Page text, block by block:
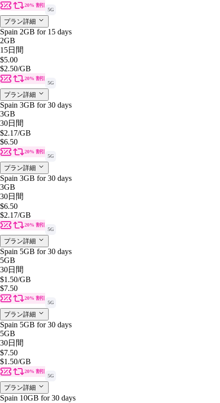
20% 割引
5G
プラン詳細
Spain 2GB for 15 days
2GB
15日間
$5.00
$2.50/GB
20% 割引
5G
プラン詳細
Spain 3GB for 30 days
3GB
30日間
$2.17/GB
$6.50
20% 割引
5G
プラン詳細
Spain 3GB for 30 days
3GB
30日間
$6.50
$2.17/GB
20% 割引
5G
プラン詳細
Spain 5GB for 30 days
5GB
30日間
$1.50/GB
$7.50
20% 割引
5G
プラン詳細
Spain 5GB for 30 days
5GB
30日間
$7.50
$1.50/GB
20% 割引
5G
プラン詳細
Spain 10GB for 30 days